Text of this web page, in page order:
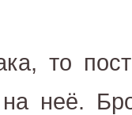
то
неё.